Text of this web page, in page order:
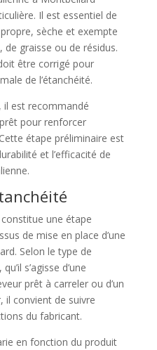
Il est essentiel de
sèche et exempte
graisse ou de résidus.
être corrigé pour
de l’étanchéité.
il est recommandé
pour renforcer
étape préliminaire est
et l’efficacité de
constitue une étape
de mise en place d’une
Selon le type de
s’agisse d’une
prêt à carreler ou d’un
il convient de suivre
du fabricant.
en fonction du produit